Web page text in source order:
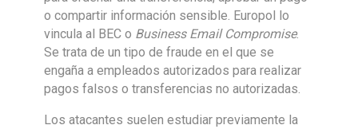
o compartir información sensible. Europol lo
vincula al BEC o Business Email Compromise.
Se trata de un tipo de fraude en el que se
engaña a empleados autorizados para realizar
pagos falsos o transferencias no autorizadas.
Los atacantes suelen estudiar previamente la